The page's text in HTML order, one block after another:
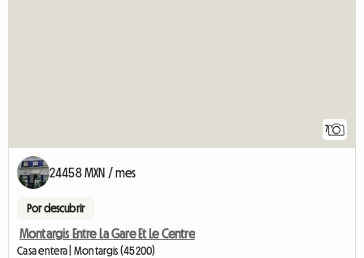
7
24458 MXN / mes
Por descubrir
Montargis Entre La Gare Et Le Centre
Casa entera | Montargis (45200)